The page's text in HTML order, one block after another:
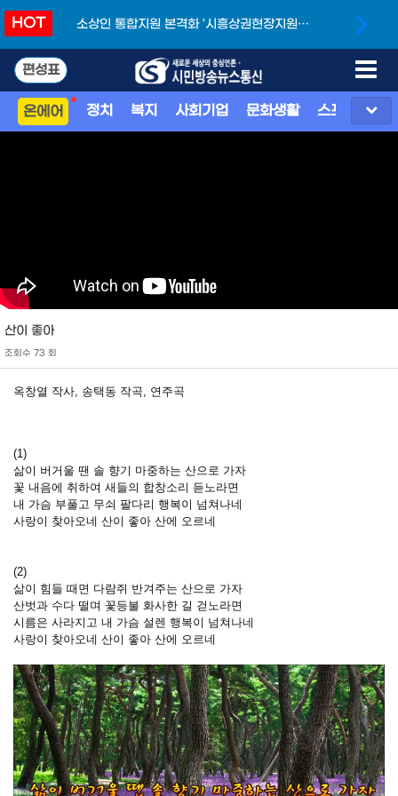
HOT
소상인 통합지원 본격화 ‘시흥상권현장지원단’
편성표
온에어 정치 복지 사회기업 문화생활 스포츠 지
산이 좋아
조회수 73 회
옥창열 작사, 송택동 작곡, 연주곡
(1)
삶이 버거울 땐 솔 향기 마중하는 산으로 가자
꽃 내음에 취하여 새들의 합창소리 듣노라면
내 가슴 부풀고 무쇠 팔다리 행복이 넘쳐나네
사랑이 찾아오네 산이 좋아 산에 오르네
(2)
삶이 힘들 때면 다람쥐 반겨주는 산으로 가자
산벗과 수다 떨며 꽃등불 화사한 길 걷노라면
시름은 사라지고 내 가슴 설렌 행복이 넘쳐나네
사랑이 찾아오네 산이 좋아 산에 오르네